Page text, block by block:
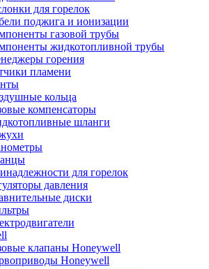
для горелок
поджига и ионизации
газовой трубы
жидкотопливной трубы
горения
пламени
кольца
компенсаторы
шланги
для горелок
давления
диски
клапаны Honeywell
Honeywell